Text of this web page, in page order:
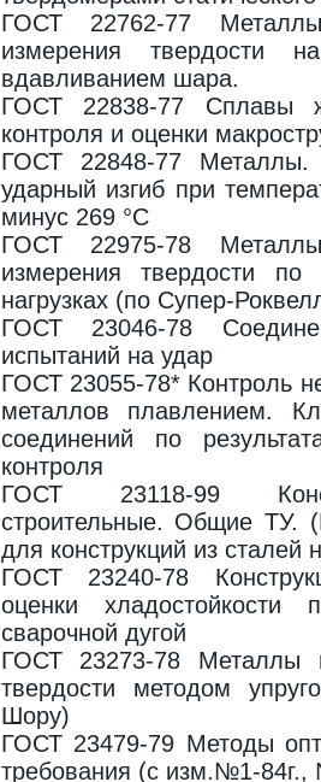
ГОСТ 22762-77
измерения твердости
вдавливанием шара.
ГОСТ 22838-77 Сплавы
контроля и оценки
ГОСТ 22848-77
ударный изгиб при
минус 269 °С
ГОСТ 22975-78
измерения твердости
нагрузках (по Супер-
ГОСТ 23046-78
испытаний на удар
ГОСТ 23055-78* Контроль
металлов плавлением.
соединений по
контроля
ГОСТ 23118-99
строительные. Общие ТУ.
для конструкций из
ГОСТ 23240-78
оценки
сварочной дугой
ГОСТ 23273-78 Металлы
твердости методом
Шору)
ГОСТ 23479-79 Методы
требования (с изм.№1-84г.,